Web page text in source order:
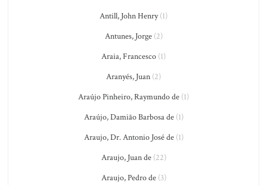
Antill, John Henry(1)
Antunes, Jorge(2)
Araia, Francesco (1)
Aranyés, Juan (2)
Araújo Pinheiro, Raymundo de (1)
Araújo, Damião Barbosa de(1)
Araujo, Dr. Antonio José de(1)
Araujo, Juan de(22)
Araujo, Pedro de(3)